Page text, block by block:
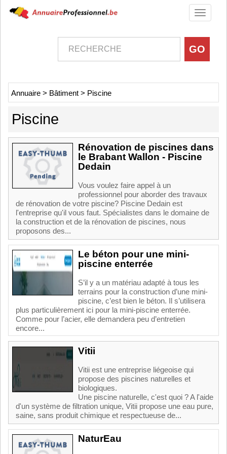
Toggle
Annuaire > Bâtiment > Piscine
Piscine
Rénovation de piscines dans
le Brabant Wallon - Piscine
Dedain
Vous voulez faire appel à un
professionnel pour aborder des travaux
de rénovation de votre piscine? Piscine Dedain est
l'entreprise qu'il vous faut. Spécialistes dans le domaine de
la construction et de la rénovation de piscines, nous
proposons des...
Le béton pour une mini-
piscine enterrée
S’il y a un matériau adapté à tous les
terrains pour la construction d’une mini-
piscine, c’est bien le béton. Il s’utilisera
plus particulièrement ici pour la mini-piscine enterrée.
Comme pour l’acier, elle demandera peu d’entretien
encore...
Vitii
Vitii est une entreprise liégeoise qui
propose des piscines naturelles et
biologiques.
Une piscine naturelle, c'est quoi ? A l'aide
d'un système de filtration unique, Vitii propose une eau pure,
saine, sans produit chimique et respectueuse de...
NaturEau